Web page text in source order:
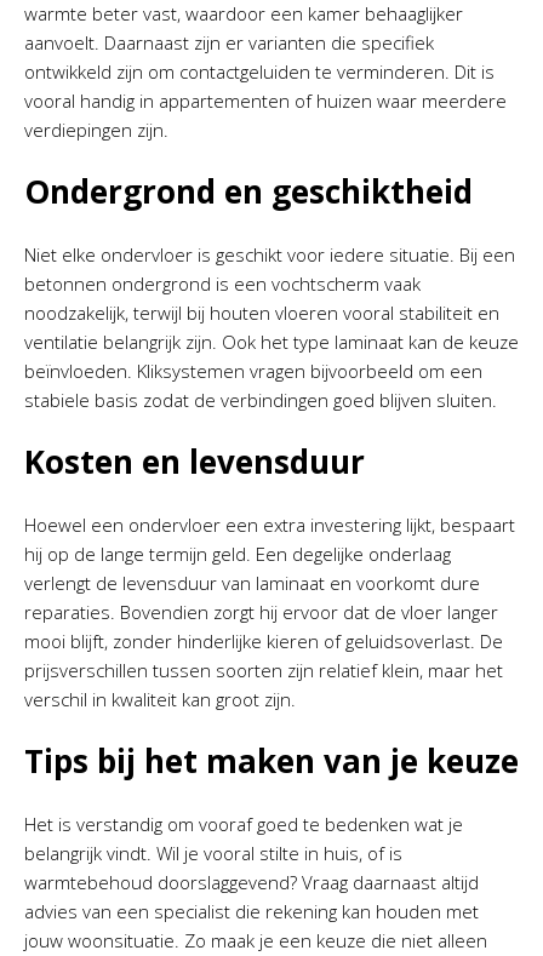
warmte beter vast, waardoor een kamer behaaglijker
aanvoelt. Daarnaast zijn er varianten die specifiek
ontwikkeld zijn om contactgeluiden te verminderen. Dit is
vooral handig in appartementen of huizen waar meerdere
verdiepingen zijn.
Ondergrond en geschiktheid
Niet elke ondervloer is geschikt voor iedere situatie. Bij een
betonnen ondergrond is een vochtscherm vaak
noodzakelijk, terwijl bij houten vloeren vooral stabiliteit en
ventilatie belangrijk zijn. Ook het type laminaat kan de keuze
beïnvloeden. Kliksystemen vragen bijvoorbeeld om een
stabiele basis zodat de verbindingen goed blijven sluiten.
Kosten en levensduur
Hoewel een ondervloer een extra investering lijkt, bespaart
hij op de lange termijn geld. Een degelijke onderlaag
verlengt de levensduur van laminaat en voorkomt dure
reparaties. Bovendien zorgt hij ervoor dat de vloer langer
mooi blijft, zonder hinderlijke kieren of geluidsoverlast. De
prijsverschillen tussen soorten zijn relatief klein, maar het
verschil in kwaliteit kan groot zijn.
Tips bij het maken van je keuze
Het is verstandig om vooraf goed te bedenken wat je
belangrijk vindt. Wil je vooral stilte in huis, of is
warmtebehoud doorslaggevend? Vraag daarnaast altijd
advies van een specialist die rekening kan houden met
jouw woonsituatie. Zo maak je een keuze die niet alleen